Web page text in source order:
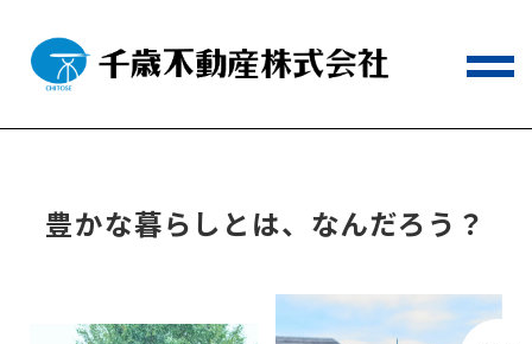
豊かな暮らしとは、 なんだろう？